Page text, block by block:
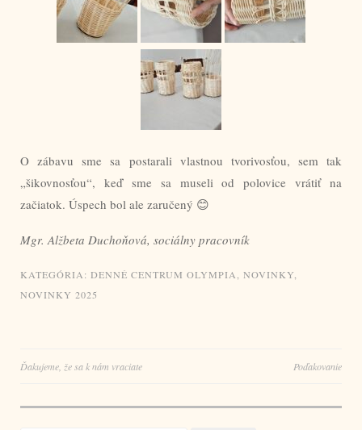
O zábavu sme sa postarali vlastnou tvorivosťou, sem tak
„šikovnosťou“, keď sme sa museli od polovice vrátiť na
začiatok. Úspech bol ale zaručený 😊
Mgr. Alžbeta Duchoňová, sociálny pracovník
KATEGÓRIA: DENNÉ CENTRUM OLYMPIA, NOVINKY,
NOVINKY 2025
Navigácia
Ďakujeme, že sa k nám vraciate Poďakovanie